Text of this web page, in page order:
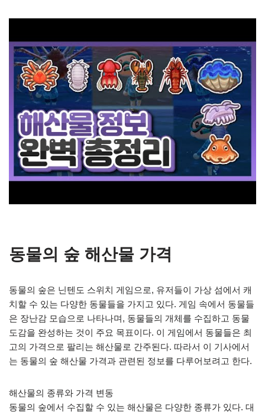
동물의 숲 해산물 가격
동물의 숲은 닌텐도 스위치 게임으로, 유저들이 가상 섬에서 캐
치할 수 있는 다양한 동물들을 가지고 있다. 게임 속에서 동물들
은 장난감 모습으로 나타나며, 동물들의 개체를 수집하고 동물
도감을 완성하는 것이 주요 목표이다. 이 게임에서 동물들은 최
고의 가격으로 팔리는 해산물로 간주된다. 따라서 이 기사에서
는 동물의 숲 해산물 가격과 관련된 정보를 다루어보려고 한다.
해산물의 종류와 가격 변동
동물의 숲에서 수집할 수 있는 해산물은 다양한 종류가 있다. 대